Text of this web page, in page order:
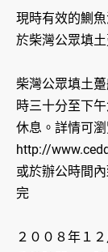
現時有效的鰂
於柴灣公眾填
柴灣公眾填土
時三十分至下
休息。詳情可
http://
或於辦公時間
完
２００８年１